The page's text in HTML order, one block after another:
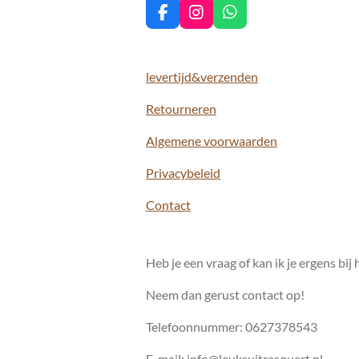
F
a
b
o
I
n
a
r
m
W
h
s
levertijd&verzenden
Retourneren
Algemene voorwaarden
Privacybeleid
Contact
Heb je een vraag of kan ik je ergens bij
Neem dan gerust contact op!
Telefoonnummer: 0627378543